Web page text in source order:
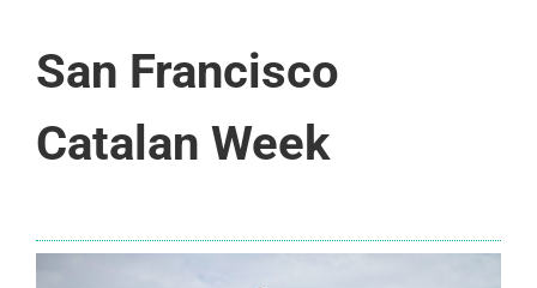
San Francisco
Catalan Week